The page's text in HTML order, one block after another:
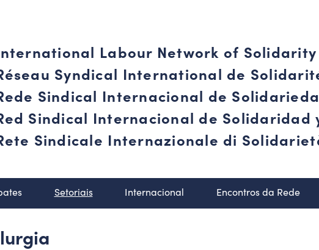
Labour Network of
Syndical International de
Sindical Internacional de
Sindical Internacional de Solidaridad
Sindicale Internazionale di
Setoriais Internacional Encontros da Rede